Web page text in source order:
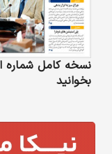
نسخه کامل شماره
بخوانید